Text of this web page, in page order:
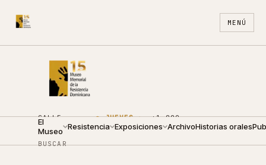
MENÚ
CALLE
ARZOBISPO
NOUEL 210
●JUEVES ·
09:00 —
+1 809
688
ES EN
El
Museo Resistencia Exposiciones ArchivoHistorias orales
BUSCAR